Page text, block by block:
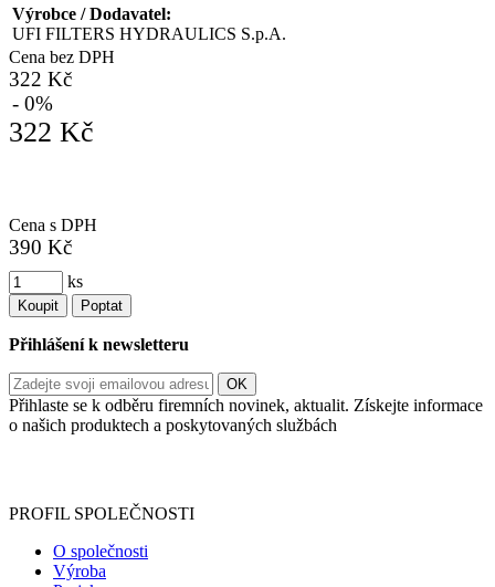
Výrobce / Dodavatel:
UFI FILTERS HYDRAULICS S.p.A.
Cena bez DPH
322 Kč
- 0%
322 Kč
Cena s DPH
390 Kč
ks
Koupit Poptat
Přihlášení k newsletteru
Přihlaste se k odběru firemních novinek, aktualit. Získejte informace
o našich produktech a poskytovaných službách
PROFIL SPOLEČNOSTI
O společnosti
Výroba